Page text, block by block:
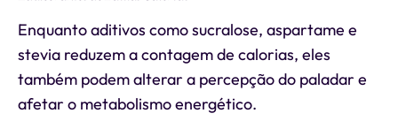
Enquanto aditivos como sucralose, aspartame e
stevia reduzem a contagem de calorias, eles
também podem alterar a percepção do paladar e
afetar o metabolismo energético.